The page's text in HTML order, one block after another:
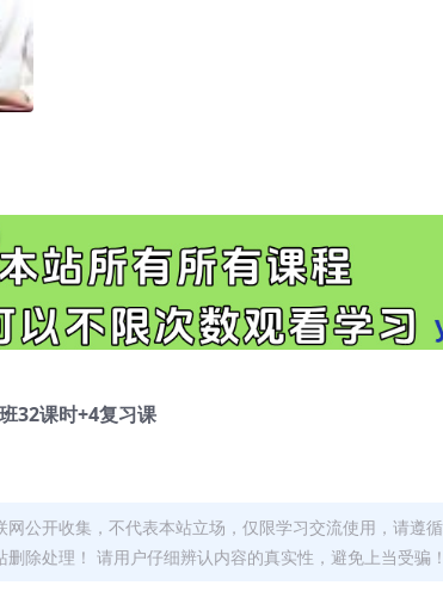
32课时+4复习课
公开收集，不代表本站立场，仅限学习交流使用，请遵
除处理！ 请用户仔细辨认内容的真实性，避免上当受骗！